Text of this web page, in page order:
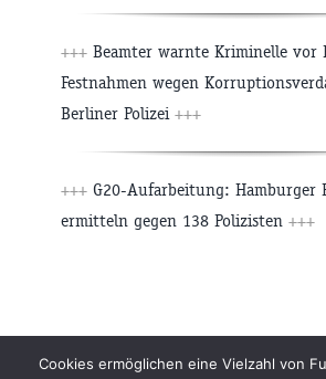
+++ Beamter warnte Kriminelle vor
Festnahmen wegen
Berliner Polizei +++
+++ G20-Aufarbeitung: Hamburger
ermitteln gegen 138 Polizisten +++
Beiträge Archiv Impressum
Cookies ermöglichen eine Vielzahl von